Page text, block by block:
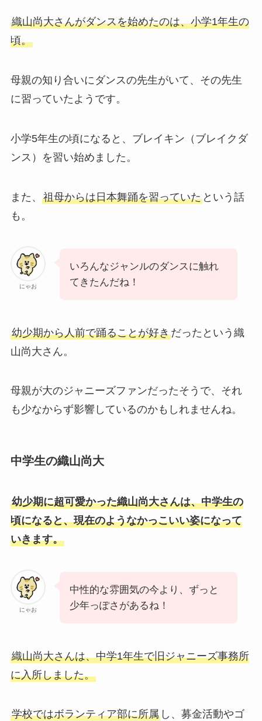
織山尚大さんがダンスを始めたのは、小学1年生の
頃。
母親の知り合いにダンスの先生がいて、その先生
に習っていたようです。
小学5年生の頃になると、ブレイキン（ブレイクダ
ンス）を習い始めました。
また、 祖母からは日本舞踊を習っていたという話
も。
にゃお
いろんなジャンルのダンスに触れ
てきたんだね！
幼少期から人前で踊ることが好きだったという織
山尚大さん。
母親が大のジャニーズファンだったそうで、それ
も少なからず影響しているのかもしれませんね。
中学生の織山尚大
幼少期に超可愛かった織山尚大さんは、中学生の
頃になると、現在のようなかっこいい姿になって
いきます。
にゃお
中性的な雰囲気の今より、ずっと
少年っぽさがあるね！
織山尚大さんは、中学1年生で旧ジャニーズ事務所
に入所しました。
学校ではボランティア部に所属し、募金活動やゴ